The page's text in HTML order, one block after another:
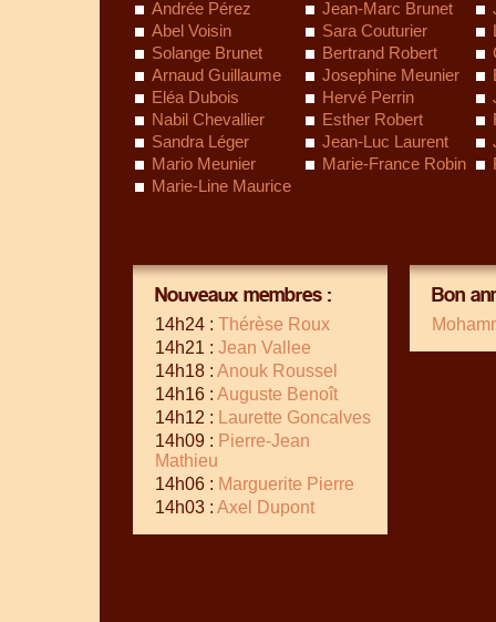
Andrée Pérez
Jean-Marc Brunet
Abel Voisin
Sara Couturier
Solange Brunet
Bertrand Robert
Arnaud Guillaume
Josephine Meunier
Eléa Dubois
Hervé Perrin
Nabil Chevallier
Esther Robert
Sandra Léger
Jean-Luc Laurent
Mario Meunier
Marie-France Robin
Marie-Line Maurice
Nouveaux membres :
14h24 : Thérèse Roux
14h21 : Jean Vallee
14h18 : Anouk Roussel
14h16 : Auguste Benoît
14h12 :
Laurette Goncalves
14h09 : Pierre-Jean
Mathieu
14h06 : Marguerite Pierre
14h03 : Axel Dupont
Bon